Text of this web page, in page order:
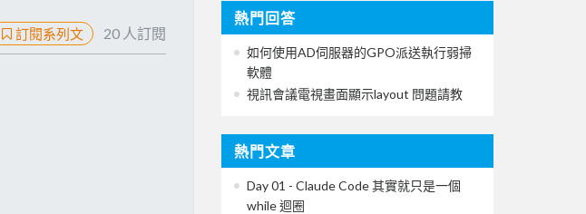
訂閱系列文 20 人訂閱
熱門回答
如何使用AD伺服器的GPO派送執行弱掃
軟體
視訊會議電視畫面顯示layout 問題請教
熱門文章
Day 01 - Claude Code 其實就只是一個
while 迴圈